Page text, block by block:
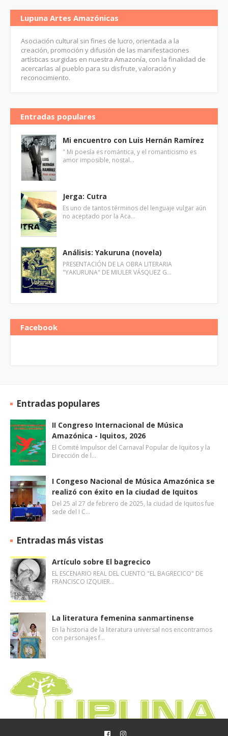
Lupuna Artes Amazónicas
Asociación cultural sin fines de lucro, orientada a la
creación, promoción y difusión de las manifestaciones
artísticas surgidas en nuestra Amazonía, con la finalidad de
acercarlas al pueblo para su disfrute, valoración y
reconocimiento.
Entradas populares
Mi encuentro con Luis Hernán Ramírez
" Mi poesía es romántica, y el romanticismo es
amor imposible, nostal…
Jerga: Cutra
Es uno de tantos términos del lenguaje vulgar aún
no aceptado por la Aca…
Análisis: Yakuruna (novela)
PRESENTACIÓN DE LA OBRA LITERARIA
"YAKURUNA" DE MIULER VÁSQUEZ G…
Facebook
Entradas populares
II Congreso Internacional de Música
Amazónica - Iquitos, 2026
El Comité Impulsor del Carnaval Popular de Iquitos y la
Dirección de l…
I Congeso Nacional de Música Amazónica se
realizó con éxito en la ciudad de Iquitos
Del 25 al 27 de febrero de 2025, la ciudad de Iquitos fue
sede del I C…
Entradas más vistas
Artículo sobre El bagrecico
EL ESCENARIO REAL DEL CUENTO "EL BAGRECICO" DE
FRANCISCO IZQUIER…
La literatura femenina sanmartinense
En la historia de la literatura universal nos encontramos
con personajes f…